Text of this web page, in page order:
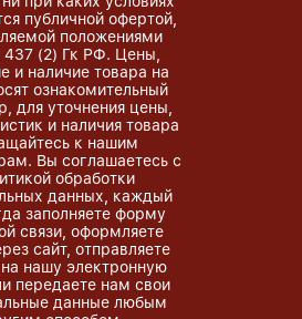
публичной офертой,
положениями
437 (2) Гк РФ. Цены,
и наличие товара на
ознакомительный
для уточнения цены,
и наличия товара
к нашим
Вы соглашаетесь с
обработки
данных, каждый
заполняете форму
связи, оформляете
сайт, отправляете
нашу электронную
передаете нам свои
данные любым